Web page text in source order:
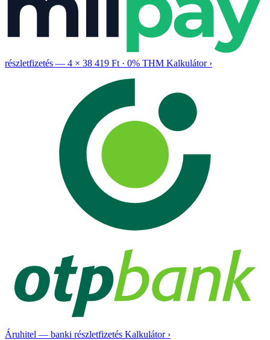
részletfizetés — 4 × 38 419 Ft · 0% THM Kalkulátor ›
Áruhitel — banki részletfizetés Kalkulátor ›